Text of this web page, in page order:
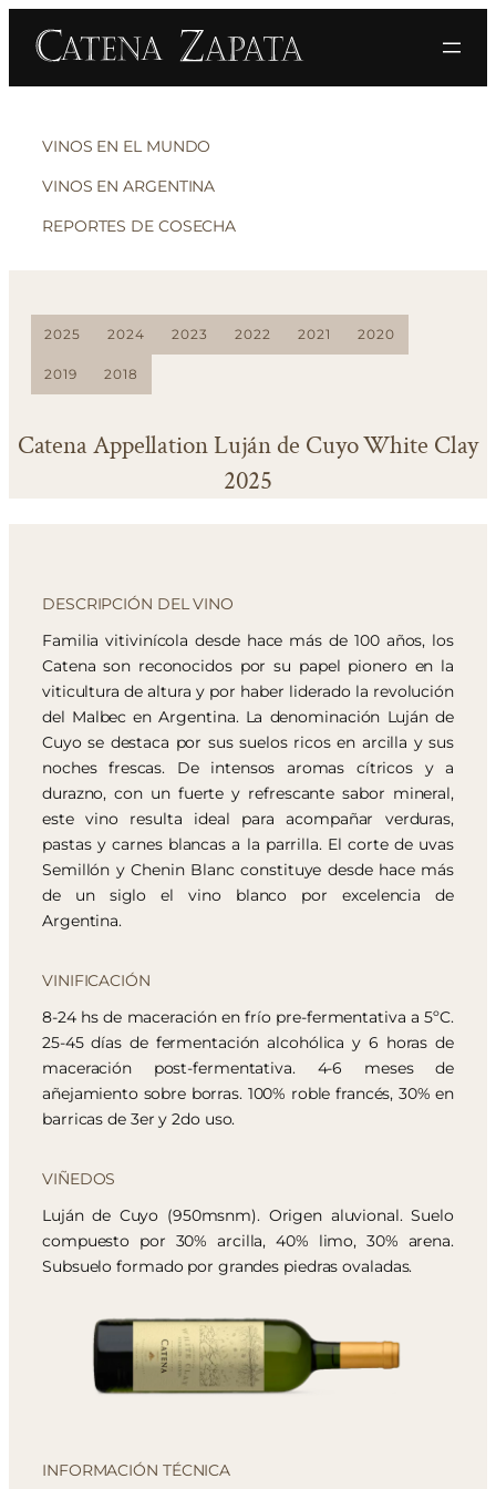
VINOS EN EL MUNDO
VINOS EN ARGENTINA
REPORTES DE COSECHA
2025 2024 2023 2022 2021 2020
2019 2018
Catena Appellation Luján de Cuyo White Clay
2025
DESCRIPCIÓN DEL VINO
Familia vitivinícola desde hace más de 100 años, los
Catena son reconocidos por su papel pionero en la
viticultura de altura y por haber liderado la revolución
del Malbec en Argentina. La denominación Luján de
Cuyo se destaca por sus suelos ricos en arcilla y sus
noches frescas. De intensos aromas cítricos y a
durazno, con un fuerte y refrescante sabor mineral,
este vino resulta ideal para acompañar verduras,
pastas y carnes blancas a la parrilla. El corte de uvas
Semillón y Chenin Blanc constituye desde hace más
de un siglo el vino blanco por excelencia de
Argentina.
VINIFICACIÓN
8-24 hs de maceración en frío pre-fermentativa a 5ºC.
25-45 días de fermentación alcohólica y 6 horas de
maceración post-fermentativa. 4-6 meses de
añejamiento sobre borras. 100% roble francés, 30% en
barricas de 3er y 2do uso.
VIÑEDOS
Luján de Cuyo (950msnm). Origen aluvional. Suelo
compuesto por 30% arcilla, 40% limo, 30% arena.
Subsuelo formado por grandes piedras ovaladas.
INFORMACIÓN TÉCNICA